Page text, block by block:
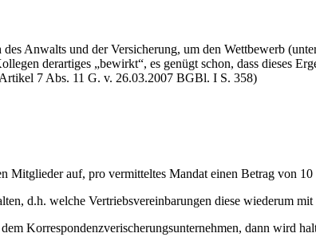
Anwalts und der Versicherung, um den Wettbewerb
derartiges „bewirkt“, es genügt schon, dass dieses
7 Abs. 11 G. v. 26.03.2007 BGBl. I S. 358)
auf, pro vermitteltes Mandat einen Betrag von 10
d.h. welche Vertriebsvereinbarungen diese wiederum
Korrespondenzverischerungsunternehmen, dann wird